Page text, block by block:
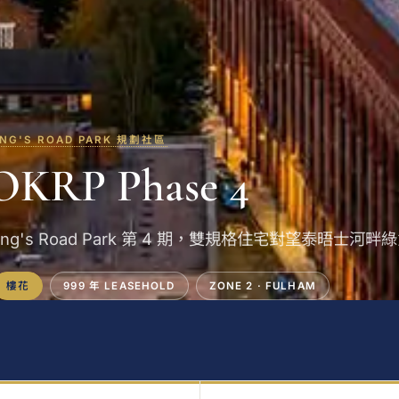
ROAD PARK 規劃社區
Phase 4
Road Park 第 4 期，雙規格住宅對望泰晤士河畔
樓花 999 年 LEASEHOLD ZONE 2 · FULHAM